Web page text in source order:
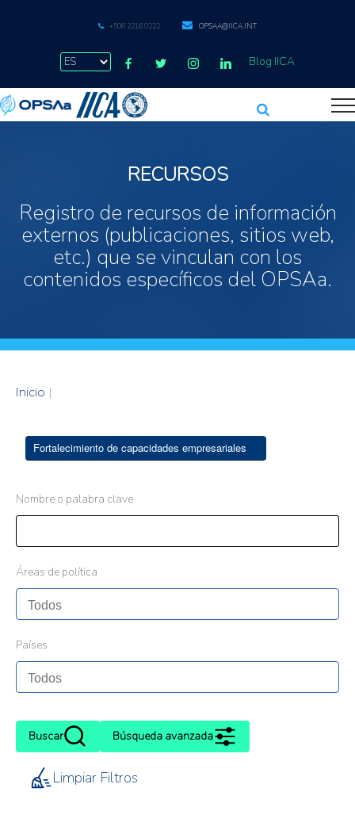
+506 2216 0222 OPSAA@IICA.INT
Blog IICA
RECURSOS
Registro de recursos de información
externos (publicaciones, sitios web,
etc.) que se vinculan con los
contenidos específicos del OPSAa.
Inicio |
Fortalecimiento de capacidades empresariales
Nombre o palabra clave
Áreas de política
Países
Buscar Búsqueda avanzada
Limpiar Filtros